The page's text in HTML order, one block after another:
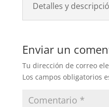
Detalles y
Enviar un
Tu dirección de correo
Los campos obligatorios